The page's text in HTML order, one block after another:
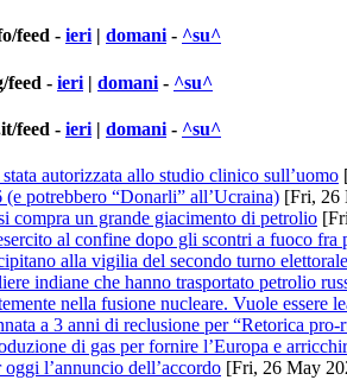
feed - ieri | domani - ^su^
feed - ieri | domani - ^su^
feed - ieri | domani - ^su^
autorizzata allo studio clinico sull’uomo
potrebbero “Donarli” all’Ucraina) [Fri, 26
compra un grande giacimento di petrolio
al confine dopo gli scontri a fuoco fra
alla vigilia del secondo turno elettorale
indiane che hanno trasportato petrolio
nella fusione nucleare. Vuole essere
a 3 anni di reclusione per “Retorica pro-
di gas per fornire l’Europa e
l’annuncio dell’accordo [Fri, 26 May